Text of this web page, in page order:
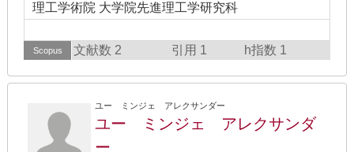
理工学術院 大学院先進理工学研究科
Scopus 文献数 2 引用 1 h指数 1
ユー ミンジェ アレクサンダー
ユー ミンジェ アレクサンダ
ー